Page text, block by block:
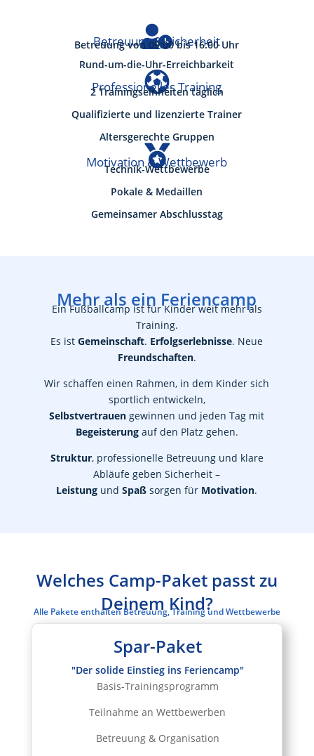

Betreuung & Sicherheit
Betreuung von 09:00 bis 16:00 Uhr
Rund-um-die-Uhr-Erreichbarkeit

Professionelles Training
2 Trainingseinheiten täglich
Qualifizierte und lizenzierte Trainer
Altersgerechte Gruppen

Motivation & Wettbewerb
Technik-Wettbewerbe
Pokale & Medaillen
Gemeinsamer Abschlusstag
Mehr als ein Feriencamp
Ein Fußballcamp ist für Kinder weit mehr als
Training.
Es istGemeinschaft. Erfolgserlebnisse. Neue
Freundschaften.
Wir schaffen einen Rahmen, in dem Kinder sich
sportlich entwickeln,
Selbstvertrauen gewinnen und jeden Tag mit
Begeisterungauf den Platz gehen.
Struktur, professionelle Betreuung und klare
Abläufe geben Sicherheit –
Leistung undSpaß sorgen für Motivation.
Welches Camp-Paket passt zu
Deinem Kind?
Alle Pakete enthalten Betreuung, Training und Wettbewerbe
Spar-Paket
"Der solide Einstieg ins Feriencamp"
Basis-Trainingsprogramm
Teilnahme an Wettbewerben
Betreuung & Organisation